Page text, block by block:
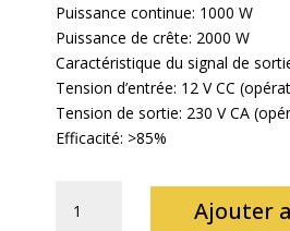
Puissance continue: 1000 W
Puissance de crête: 2000 W
Caractéristique du signal de
Tension d’entrée: 12 V CC
Tension de sortie: 230 V CA
Efficacité: >85%
Ajouter